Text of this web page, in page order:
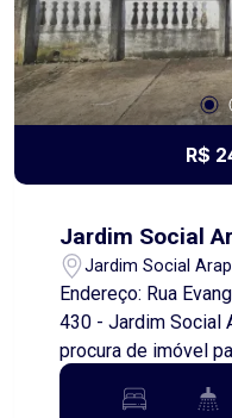
R$
Jardim Social
Jardim Social
Endereço: Rua
430 - Jardim Social
procura de imóvel
consegue
Prática, e venha